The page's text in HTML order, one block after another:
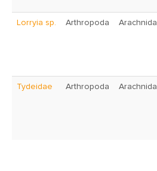
Lorryia sp. Arthropoda Arachnida
Tydeidae Arthropoda Arachnida